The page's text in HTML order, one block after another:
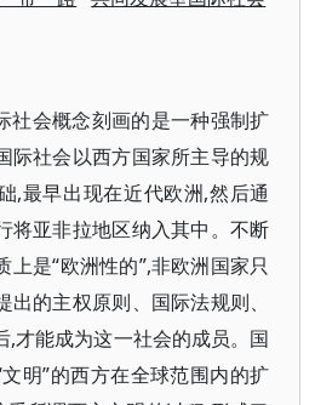
社会概念刻画的是一种强制扩
际社会以西方国家所主导的规
,最早出现在近代欧洲,然后通
将亚非拉地区纳入其中。不断
是“欧洲性的”,非欧洲国家只
的主权原则、国际法规则、
,才能成为这一社会的成员。国
明”的西方在全球范围内的扩